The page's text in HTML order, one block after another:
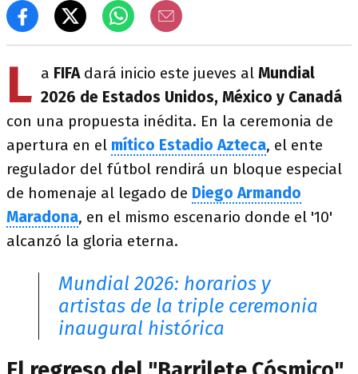
L a FIFAdará inicio este jueves al Mundial
2026 de Estados Unidos, México y Canadá
con una propuesta inédita. En la ceremonia de
apertura en el mítico Estadio Azteca, el ente
regulador del fútbol rendirá un bloque especial
de homenaje al legado de Diego Armando
Maradona, en el mismo escenario donde el '10'
alcanzó la gloria eterna.
Mundial 2026: horarios y
artistas de la triple ceremonia
inaugural histórica